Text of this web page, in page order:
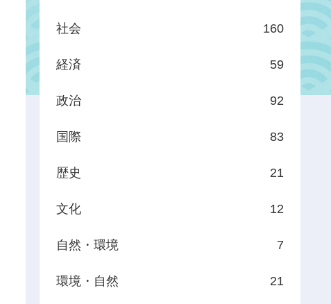
社会 160
経済 59
政治 92
国際 83
歴史 21
文化 12
自然・環境 7
環境・自然 21